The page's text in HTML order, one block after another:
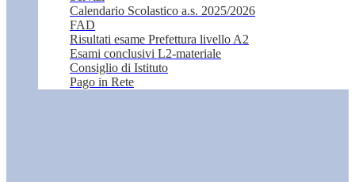
Calendario Scolastico a.s. 2025/2026
FAD
Risultati esame Prefettura livello A2
Esami conclusivi L2-materiale
Consiglio di Istituto
Pago in Rete